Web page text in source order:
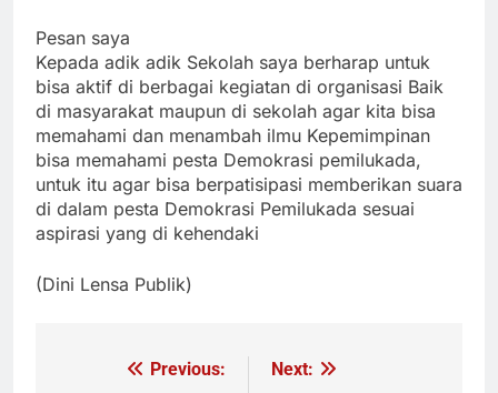
Pesan saya
Kepada adik adik Sekolah saya berharap untuk
bisa aktif di berbagai kegiatan di organisasi Baik
di masyarakat maupun di sekolah agar kita bisa
memahami dan menambah ilmu Kepemimpinan
bisa memahami pesta Demokrasi pemilukada,
untuk itu agar bisa berpatisipasi memberikan suara
di dalam pesta Demokrasi Pemilukada sesuai
aspirasi yang di kehendaki
(Dini Lensa Publik)
NavigasiPrevious:
Next: